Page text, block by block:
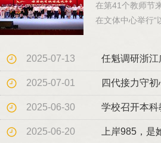
在第41个教师节
在文体中心举行“
2025-07-13 任魁调研浙
2025-07-01 四代接力守
2025-06-30 学校召开本
2025-06-20 上岸985，